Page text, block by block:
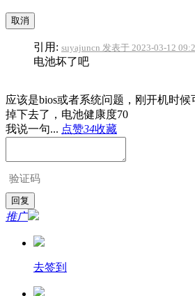
取消
引用: suyajuncn 发表于 2023-03-12
电池坏了吧
应该是bios或者系统问题，刚开机时
掉下去了，电池健康度70
我说一句... 点赞34收藏
推广
去签到